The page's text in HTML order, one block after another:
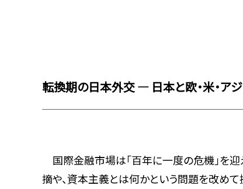
転換期の日本外交 ― 日本と欧・米・アジ
国際金融市場は「百年に一度の危機」を迎
摘や、資本主義とは何かという問題を改め